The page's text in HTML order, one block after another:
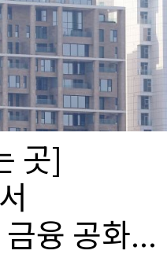
곳]
융 공화...